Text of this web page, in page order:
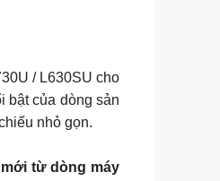
/ L630SU cho
bật của dòng sản
nhỏ gọn.
từ dòng máy